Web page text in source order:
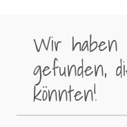
Wir haben
gefunden,
könnten!